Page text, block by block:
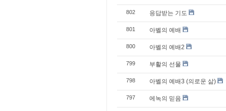
802 응답받는 기도
801 아벨의 예배
800 아벨의 예배2
799 부활의 선물
798 아벨의 예배3 (의로운 삶)
797 에녹의 믿음